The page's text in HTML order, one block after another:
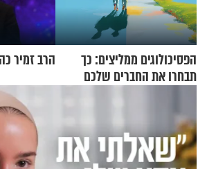
הפסיכולוגים ממליצים: כך
תבחרו את החברים שלכם
הרב זמיר